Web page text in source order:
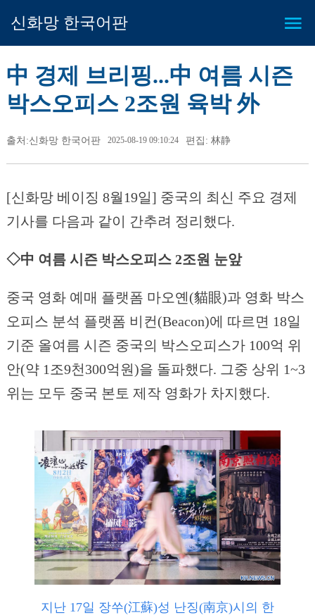
신화망 한국어판
中 경제 브리핑...中 여름 시즌
박스오피스 2조원 육박 外
출처:신화망 한국어판 2025-08-19 09:10:24 편집: 林静
[신화망 베이징 8월19일] 중국의 최신 주요 경제
기사를 다음과 같이 간추려 정리했다.
◇中 여름 시즌 박스오피스 2조원 눈앞
중국 영화 예매 플랫폼 마오옌(貓眼)과 영화 박스
오피스 분석 플랫폼 비컨(Beacon)에 따르면 18일
기준 올여름 시즌 중국의 박스오피스가 100억 위
안(약 1조9천300억원)을 돌파했다. 그중 상위 1~3
위는 모두 중국 본토 제작 영화가 차지했다.
지난 17일 장쑤(江蘇)성 난징(南京)시의 한